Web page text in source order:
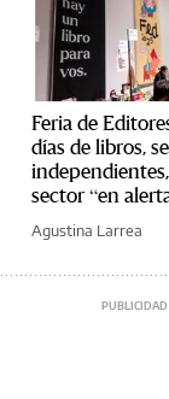
Feria de
días de libros,
sector “en
Agustina Larrea